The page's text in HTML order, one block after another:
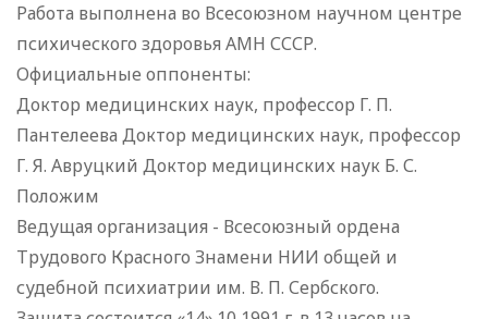
Работа выполнена во Всесоюзном научном центре
психического здоровья АМН СССР.
Официальные оппоненты:
Доктор медицинских наук, профессор Г. П.
Пантелеева Доктор медицинских наук, профессор
Г. Я. Авруцкий Доктор медицинских наук Б. С.
Положим
Ведущая организация - Всесоюзный ордена
Трудового Красного Знамени НИИ общей и
судебной психиатрии им. В. П. Сербского.